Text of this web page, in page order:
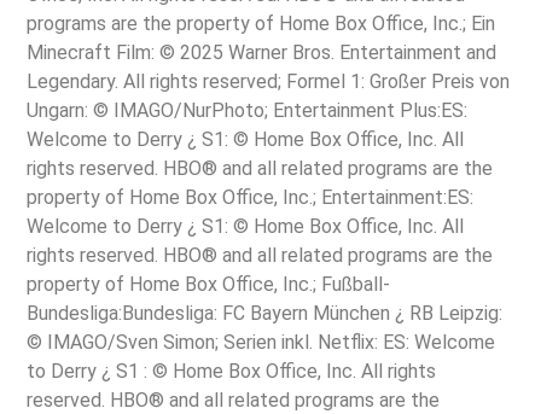
programs are the property of Home Box Office, Inc.; Ein
Minecraft Film: © 2025 Warner Bros. Entertainment and
Legendary. All rights reserved; Formel 1: Großer Preis von
Ungarn: © IMAGO/NurPhoto; Entertainment Plus:ES:
Welcome to Derry ¿ S1: © Home Box Office, Inc. All
rights reserved. HBO® and all related programs are the
property of Home Box Office, Inc.; Entertainment:ES:
Welcome to Derry ¿ S1: © Home Box Office, Inc. All
rights reserved. HBO® and all related programs are the
property of Home Box Office, Inc.; Fußball-
Bundesliga:Bundesliga: FC Bayern München ¿ RB Leipzig:
© IMAGO/Sven Simon; Serien inkl. Netflix: ES: Welcome
to Derry ¿ S1 : © Home Box Office, Inc. All rights
reserved. HBO® and all related programs are the